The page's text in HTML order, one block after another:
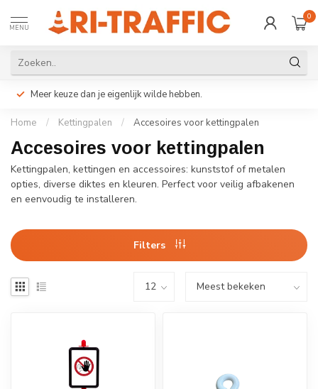
MENU
0
Meer keuze dan je eigenlijk wilde hebben.
Home / Kettingpalen / Accesoires voor kettingpalen
Accesoires voor kettingpalen
Kettingpalen, kettingen en accessoires: kunststof of metalen
opties, diverse diktes en kleuren. Perfect voor veilig afbakenen
en eenvoudig te installeren.
Filters